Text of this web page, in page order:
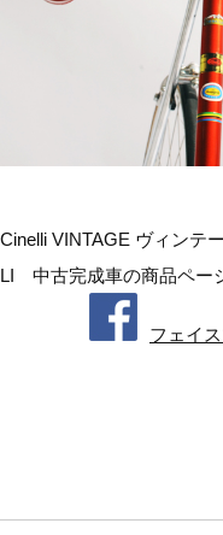
Cinelli VINTAGE ヴィンテ
LI 中古完成車の商品ペー
フェイ